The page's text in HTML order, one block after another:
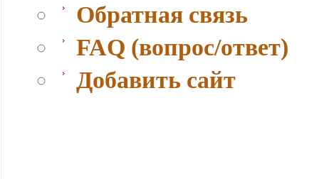
Обратная связь
FAQ (вопрос/ответ)
Добавить сайт